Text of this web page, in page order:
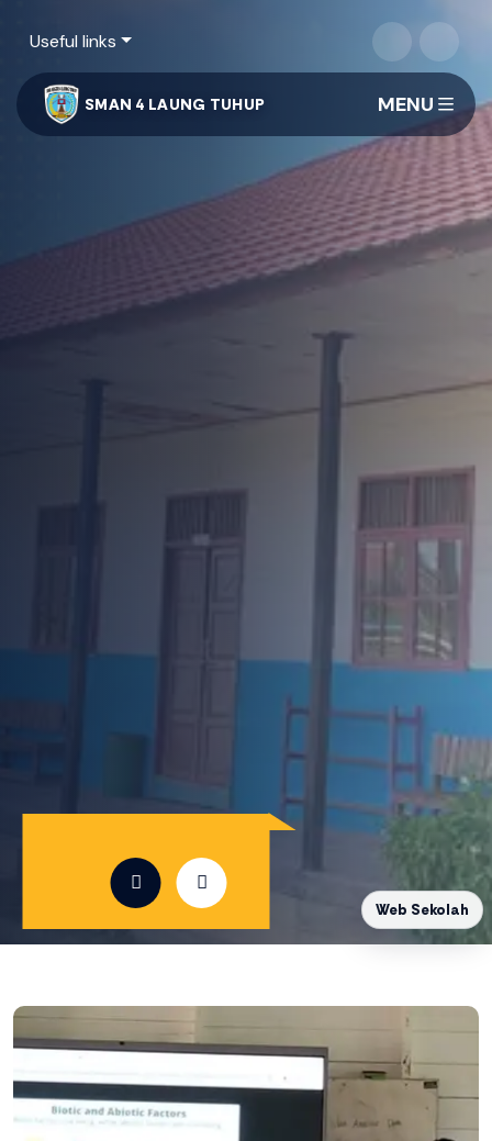
Useful links
SMAN 4 LAUNG TUHUP MENU
Web Sekolah